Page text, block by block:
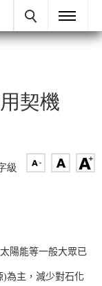
契機
級
陽能等一般大眾已
)為主，減少對石化